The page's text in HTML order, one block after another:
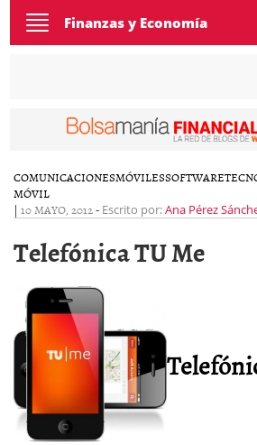
Toggle
navigation
Finanzas y Economía
COMUNICACIONESMÓVILESSOFTWARE
MÓVIL
| 10 MAYO, 2012- Escrito por:Ana Pérez
Telefónica TU Me